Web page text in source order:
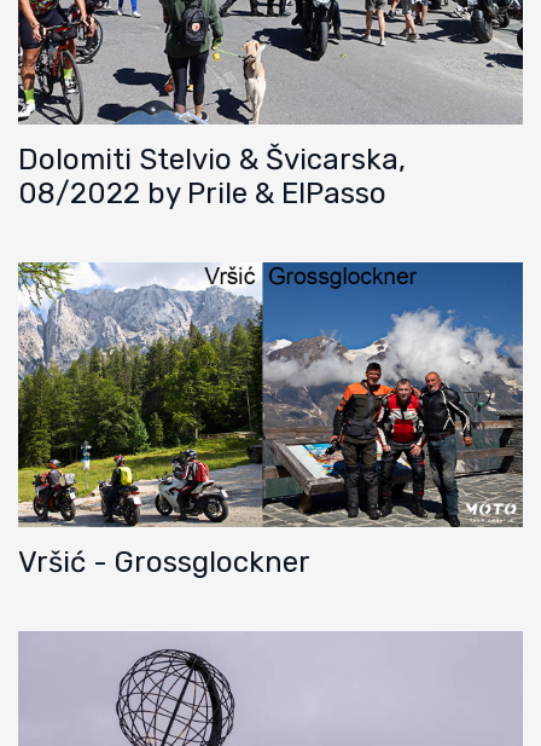
Dolomiti Stelvio & Švicarska,
08/2022 by Prile & ElPasso
Vršić - Grossglockner